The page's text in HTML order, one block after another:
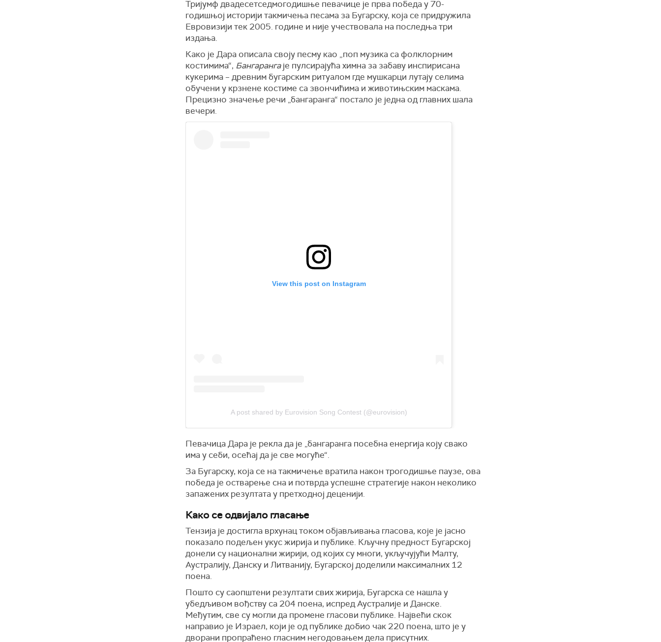
Тријумф двадесетседмогодишње певачице је прва победа у 70-
годишњој историји такмичења песама за Бугарску, која се придружила
Евровизији тек 2005. године и није учествовала на последња три
издања.
Како је Дара описала своју песму као „поп музика са фолклорним
костимима“, Бангарангаје пулсирајућа химна за забаву инспирисана
кукерима – древним бугарским ритуалом где мушкарци лутају селима
обучени у крзнене костиме са звончићима и животињским маскама.
Прецизно значење речи „бангаранга“ постало је једна од главних шала
вечери.
View this post on Instagram
A post shared by Eurovision Song Contest (@eurovision)
Певачица Дара је рекла да је „бангаранга посебна енергија коју свако
има у себи, осећај да је све могуће“.
За Бугарску, која се на такмичење вратила након трогодишње паузе, ова
победа је остварење сна и потврда успешне стратегије након неколико
запажених резултата у претходној деценији.
Како се одвијало гласање
Тензија је достигла врхунац током објављивања гласова, које је јасно
показало подељен укус жирија и публике. Кључну предност Бугарској
донели су национални жирији, од којих су многи, укључујући Малту,
Аустралију, Данску и Литванију, Бугарској доделили максималних 12
поена.
Пошто су саопштени резултати свих жирија, Бугарска се нашла у
убедљивом вођству са 204 поена, испред Аустралије и Данске.
Међутим, све су могли да промене гласови публике. Највећи скок
направио је Израел, који је од публике добио чак 220 поена, што је у
дворани пропраћено гласним негодовањем дела присутних.